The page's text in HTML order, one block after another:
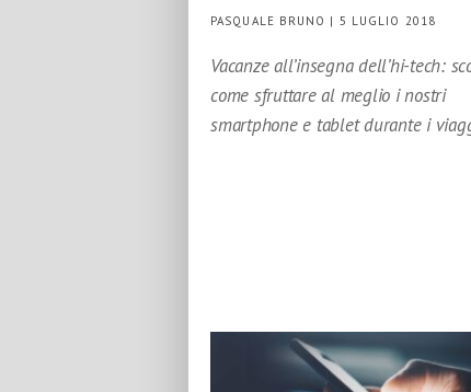
PASQUALE BRUNO | 5 LUGLIO 2018
Vacanze all’insegna dell’hi-tech:
come sfruttare al meglio i nostri
smartphone e tablet durante i